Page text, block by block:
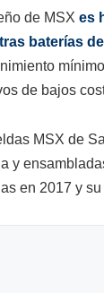
de MSX es
baterías
de bajos
MSX de
y
en 2017 y